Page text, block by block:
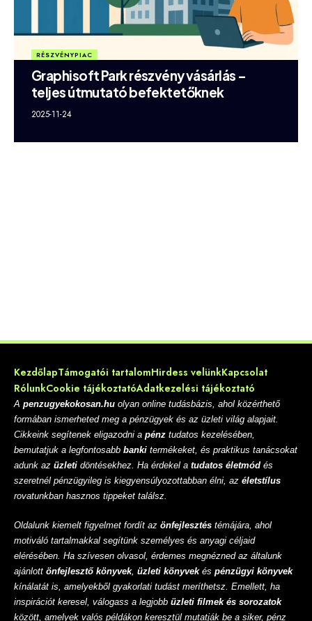
RÉSZVÉNYPIAC
Graphisoft Park részvény vásárlás –
teljes útmutató befektetőknek
2025-11-24
KezdőlapTámogatói tartalomHirdess velünkKapcsolat
RólunkCookie tájékoztatóAdatkezelési tájékoztató
A penzugyekokosan.hu olyan online tudásbázis, ahol közérthető
formában ismerheted meg a pénzügyek és az üzleti világ alapjait.
Cikkeink segítenek eligazodni a pénz tudatos kezelésében,
bemutatjuk a legfontosabb banki termékeket, és praktikus tanácsokat
adunk az üzleti döntésekhez. Ha érdekel a tudatos életmód és
szeretnél pénzügyileg is kiegyensúlyozottabban élni, az életstílus
rovatunkban hasznos tippeket találsz.
Oldalunk kiemelt figyelmet fordít az önfejlesztés témájára, ahol
motiváló tartalmakkal segítünk személyes és anyagi céljaid
elérésében. Ha szívesen olvasol, érdemes megnézned az általunk
ajánlott önfejlesztő könyvek, üzleti könyvekés pénzügyi könyvek
kínálatát is, amelyekből gyakorlati tudást meríthetsz. Emellett, ha
inspirációt keresel, válogass a legjobb üzleti filmek és sorozatok
között, amelyek valós példákon keresztül mutatják be a siker, pénz